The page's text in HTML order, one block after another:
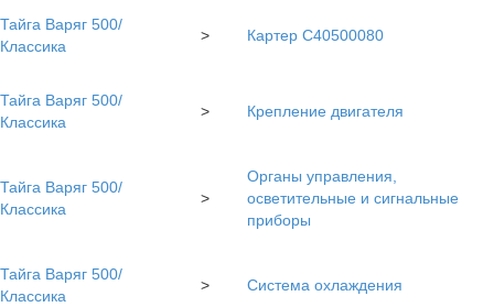
Тайга Варяг 500/
Классика
> Картер C40500080
Тайга Варяг 500/
Классика
> Крепление двигателя
Тайга Варяг 500/
Классика
>
Органы управления,
осветительные и сигнальные
приборы
Тайга Варяг 500/
Классика
> Система охлаждения